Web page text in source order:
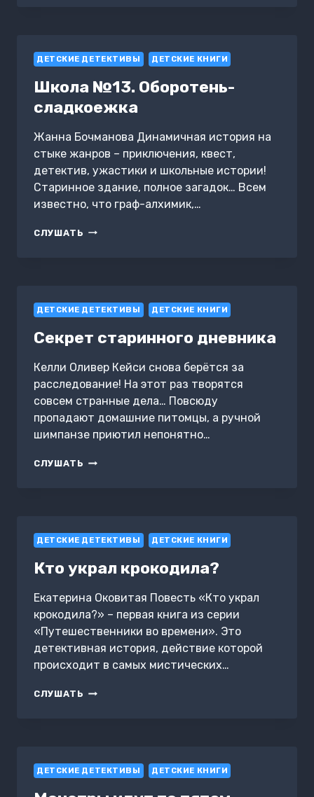
ДЕТСКИЕ ДЕТЕКТИВЫ ДЕТСКИЕ КНИГИ
Школа №13. Оборотень-
сладкоежка
Жанна Бочманова Динамичная история на
стыке жанров – приключения, квест,
детектив, ужастики и школьные истории!
Старинное здание, полное загадок… Всем
известно, что граф-алхимик,…
СЛУШАТЬ ШКОЛА
ДЕТСКИЕ ДЕТЕКТИВЫ ДЕТСКИЕ КНИГИ
Секрет старинного дневника
Келли Оливер Кейси снова берётся за
расследование! На этот раз творятся
совсем странные дела… Повсюду
пропадают домашние питомцы, а ручной
шимпанзе приютил непонятно…
СЛУШАТЬ СЕКРЕТ
ДЕТСКИЕ ДЕТЕКТИВЫ ДЕТСКИЕ КНИГИ
Кто украл крокодила?
Екатерина Оковитая Повесть «Кто украл
крокодила?» – первая книга из серии
«Путешественники во времени». Это
детективная история, действие которой
происходит в самых мистических…
СЛУШАТЬ КТО
ДЕТСКИЕ ДЕТЕКТИВЫ ДЕТСКИЕ КНИГИ